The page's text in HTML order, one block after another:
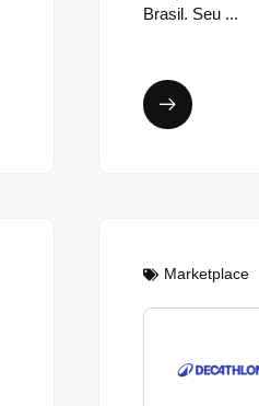
Brasil. Seu ...
Marketplace